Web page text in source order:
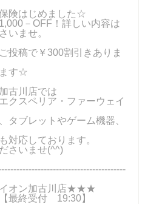
険はじめました☆
－OFF！詳しい内容は
いませ。
投稿で￥300割引きありま
す☆
古川店では
クスペリア・ファーウェイ
タブレットやゲーム機器、
対応しております。
さいませ(^^)
オン加古川店★★★
最終受付 19:30】